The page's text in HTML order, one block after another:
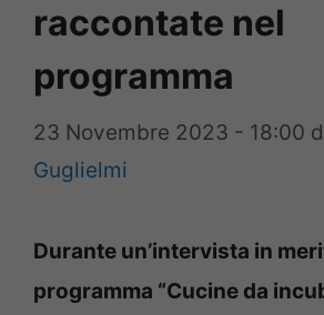
raccontate nel
programma
23 Novembre 2023 - 18:00
Guglielmi
Durante un’intervista in
programma “Cucine da